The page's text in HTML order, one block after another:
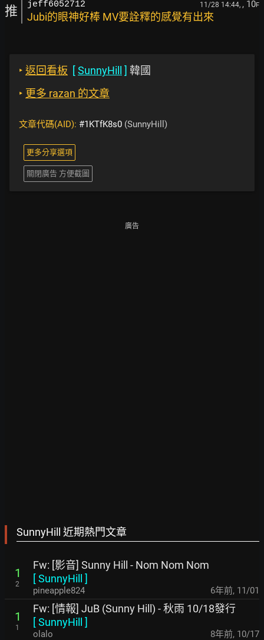
推 jeff6052712 11/28 14:44, , 10F
Jubi的眼神好棒 MV要詮釋的感覺有出來
‣ 返回看板 [SunnyHill ] 韓國
‣ 更多 razan 的文章
文章代碼(AID): #1KTfK8s0 (SunnyHill)
更多分享選項
關閉廣告 方便截圖
廣告
SunnyHill 近期熱門文章
1
2
Fw: [影音] Sunny Hill - Nom Nom Nom
[SunnyHill ]
pineapple824 6年前, 11/01
1
1
Fw: [情報] JuB (Sunny Hill) - 秋雨 10/18發行
[SunnyHill ]
olalo 8年前, 10/17